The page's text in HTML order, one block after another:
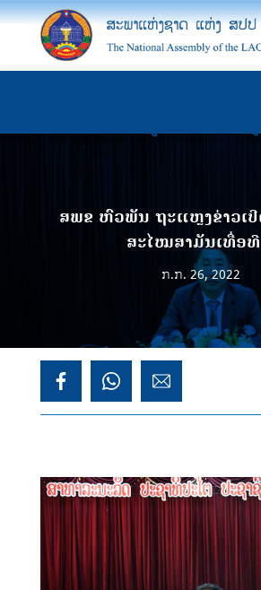
ສພຂ ຫົວພັນ ຖະແຫຼງຂ່າວເປີ
ສະໄໝສາມັນເທື່ອ
ກ.ກ. 26, 2022